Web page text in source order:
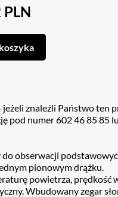
znaleźli Państwo ten
pod numer 602 46 85 85
obserwacji
pionowym drążku.
powietrza, prędkość
Wbudowany zegar